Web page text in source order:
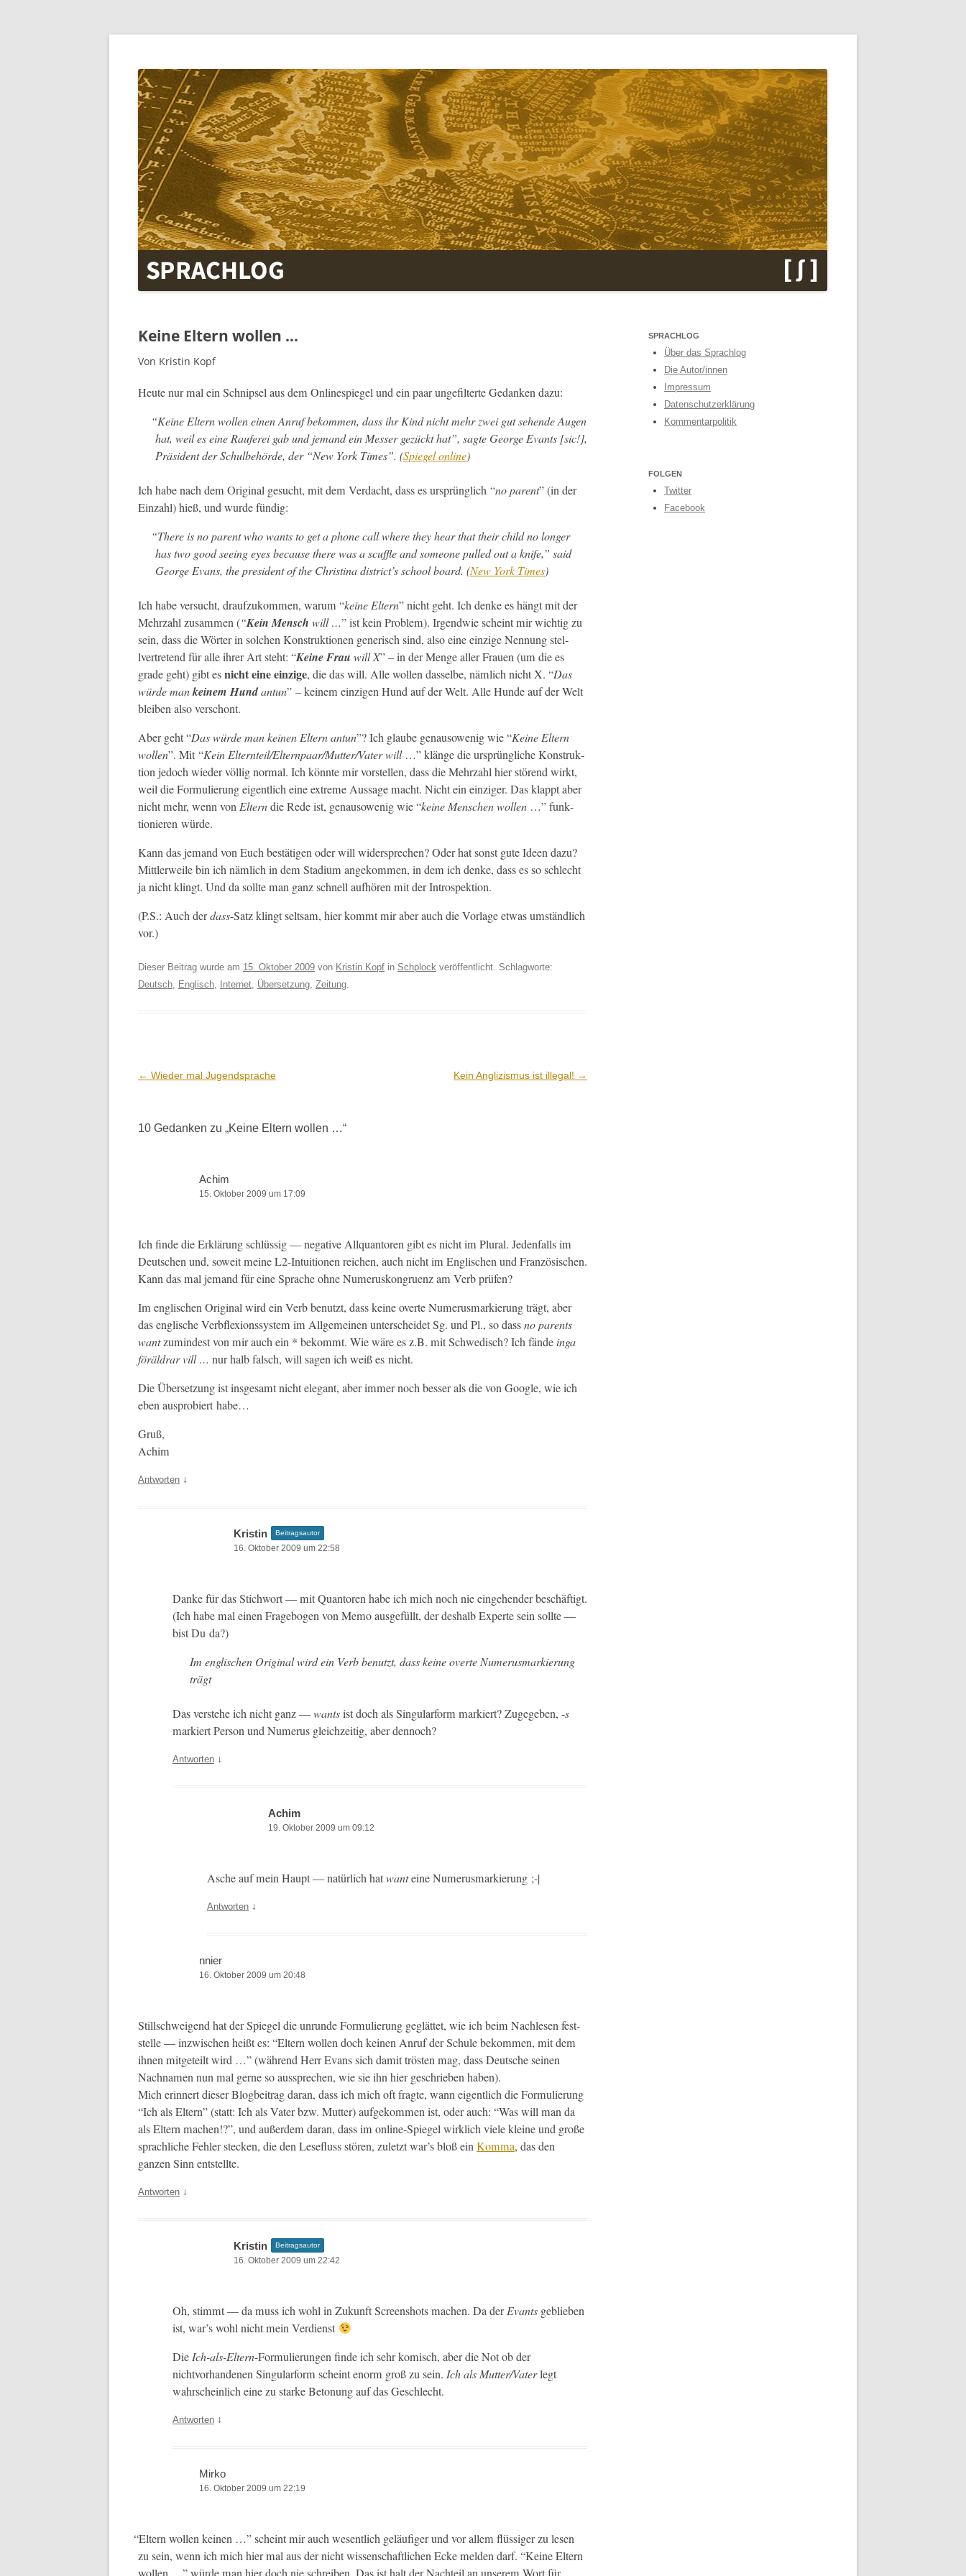
SPRACHLOG
Keine Eltern wollen …
Von Kristin Kopf
Heute nur mal ein Schnipsel aus dem Online­spiegel und ein paar unge­filterte Gedanken dazu:
“Keine Eltern wollen einen Anruf bekom­men, dass ihr Kind nicht mehr zwei gut sehende Augen
hat, weil es eine Raufer­ei gab und jemand ein Mess­er gezückt hat”, sagte George Evants [sic!],
Präsi­dent der Schul­be­hörde, der “New York Times”. (Spiegel online)
Ich habe nach dem Orig­i­nal gesucht, mit dem Ver­dacht, dass es ursprünglich “no par­ent” (in der
Ein­zahl) hieß, und wurde fündig:
“There is no par­ent who wants to get a phone call where they hear that their child no longer
has two good see­ing eyes because there was a scuf­fle and some­one pulled out a knife,” said
George Evans, the pres­i­dent of the Christi­na district’s school board. (New York Times)
Ich habe ver­sucht, draufzukom­men, warum “keine Eltern” nicht geht. Ich denke es hängt mit der
Mehrzahl zusam­men (“Kein Men­sch will …” ist kein Prob­lem). Irgend­wie scheint mir wichtig zu
sein, dass die Wörter in solchen Kon­struk­tio­nen gener­isch sind, also eine einzige Nen­nung stel­
lvertre­tend für alle ihrer Art ste­ht: “Keine Frau will X” – in der Menge aller Frauen (um die es
grade geht) gibt esnicht eine einzige, die das will. Alle wollen das­selbe, näm­lich nicht X. “Das
würde mankeinem Hundantun” – keinem einzi­gen Hund auf der Welt. Alle Hunde auf der Welt
bleiben also verschont.
Aber geht “Das würde man keinen Eltern antun”? Ich glaube genau­sowenig wie “Keine Eltern
wollen”. Mit “Kein Elternteil/Elternpaar/Mutter/Vaterwill…” klänge die ursprüngliche Kon­struk­
tion jedoch wieder völ­lig nor­mal. Ich kön­nte mir vorstellen, dass die Mehrzahl hier störend wirkt,
weil die For­mulierung eigentlich eine extreme Aus­sage macht. Nicht ein einziger. Das klappt aber
nicht mehr, wenn von Elterndie Rede ist, genau­sowenig wie “keine Men­schen wollen …” funk­
tion­ieren würde.
Kann das jemand von Euch bestäti­gen oder will wider­sprechen? Oder hat son­st gute Ideen dazu?
Mit­tler­weile bin ich näm­lich in dem Sta­di­um angekom­men, in dem ich denke, dass es so schlecht
ja nicht klingt. Und da sollte man ganz schnell aufhören mit der Introspektion.
(P.S.: Auch derdass-Satz klingt selt­sam, hier kommt mir aber auch die Vor­lage etwas umständlich
vor.)
Dieser Beitrag wurde am 15. Oktober 2009 von Kristin Kopf in Schplock veröffentlicht. Schlagworte:
Deutsch, Englisch, Internet, Übersetzung, Zeitung.
Beitrags-
← Wieder mal Jugendsprache Kein Anglizismus ist illegal! →
10 Gedanken zu „Keine Eltern wollen …“
Achim
15. Oktober 2009 um 17:09
Ich finde die Erk­lärung schlüs­sig — neg­a­tive Allquan­toren gibt es nicht im Plur­al. Jeden­falls im
Deutschen und, soweit meine L2-Intu­itio­nen reichen, auch nicht im Englis­chen und Franzö­sis­chen.
Kann das mal jemand für eine Sprache ohne Numeruskon­gruenz am Verb prüfen?
Im englis­chen Orig­i­nal wird ein Verb benutzt, dass keine overte Numerus­markierung trägt, aber
das englis­che Verbflex­ion­ssys­tem im All­ge­meinen unter­schei­det Sg. und Pl., so dassno par­ents
wantzumin­d­est von mir auch ein * bekommt. Wie wäre es z.B. mit Schwedisch? Ich fände inga
föräl­drar vill … nur halb falsch, will sagen ich weiß es nicht.
Die Über­set­zung ist ins­ge­samt nicht ele­gant, aber immer noch bess­er als die von Google, wie ich
eben aus­pro­biert habe…
Gruß,
Achim
Antworten ↓
Kristin Beitragsautor
16. Oktober 2009 um 22:58
Danke für das Stich­wort — mit Quan­toren habe ich mich noch nie einge­hen­der beschäftigt.
(Ich habe mal einen Frage­bo­gen von Memo aus­ge­füllt, der deshalb Experte sein sollte —
bist Du da?)
Im englis­chen Orig­i­nal wird ein Verb benutzt, dass keine overte Numerus­markierung
trägt
Das ver­ste­he ich nicht ganz —wantsist doch als Sin­gu­lar­form markiert? Zugegeben, -s
markiert Per­son und Numerus gle­ichzeit­ig, aber dennoch?
Antworten ↓
Achim
19. Oktober 2009 um 09:12
Asche auf mein Haupt — natür­lich hatwanteine Numerusmarkierung ;-|
Antworten ↓
nnier
16. Oktober 2009 um 20:48
Stillschweigend hat der Spiegel die unrunde For­mulierung geglät­tet, wie ich beim Nach­le­sen fest­
stelle — inzwis­chen heißt es: “Eltern wollen doch keinen Anruf der Schule bekom­men, mit dem
ihnen mit­geteilt wird …” (während Herr Evans sich damit trösten mag, dass Deutsche seinen
Nach­na­men nun mal gerne so aussprechen, wie sie ihn hier geschrieben haben).
Mich erin­nert dieser Blog­beitrag daran, dass ich mich oft fragte, wann eigentlich die For­mulierung
“Ich als Eltern” (statt: Ich als Vater bzw. Mut­ter) aufgekom­men ist, oder auch: “Was will man da
als Eltern machen!?”, und außer­dem daran, dass im online-Spiegel wirk­lich viele kleine und große
sprach­liche Fehler steck­en, die den Lese­fluss stören, zulet­zt war’s bloß einKom­ma, das den
ganzen Sinn entstellte.
Antworten ↓
Kristin Beitragsautor
16. Oktober 2009 um 22:42
Oh, stimmt — da muss ich wohl in Zukun­ft Screen­shots machen. Da derEvants geblieben
ist, war’s wohl nicht mein Verdienst
Die Ich-als-Eltern-For­mulierun­gen finde ich sehr komisch, aber die Not ob der
nichtvorhan­de­nen Sin­gu­lar­form scheint enorm groß zu sein. Ich als Mutter/Vaterlegt
wahrschein­lich eine zu starke Beto­nung auf das Geschlecht.
Antworten ↓
Mirko
16. Oktober 2009 um 22:19
“Eltern wollen keinen …” scheint mir auch wesentlich geläu­figer und vor allem flüs­siger zu lesen
zu sein, wenn ich mich hier mal aus der nicht wis­senschaftlichen Ecke melden darf. “Keine Eltern
SPRACHLOG
Über das Sprachlog
Die Autor/innen
Impressum
Datenschutzerklärung
Kommentarpolitik
FOLGEN
Twitter
Facebook